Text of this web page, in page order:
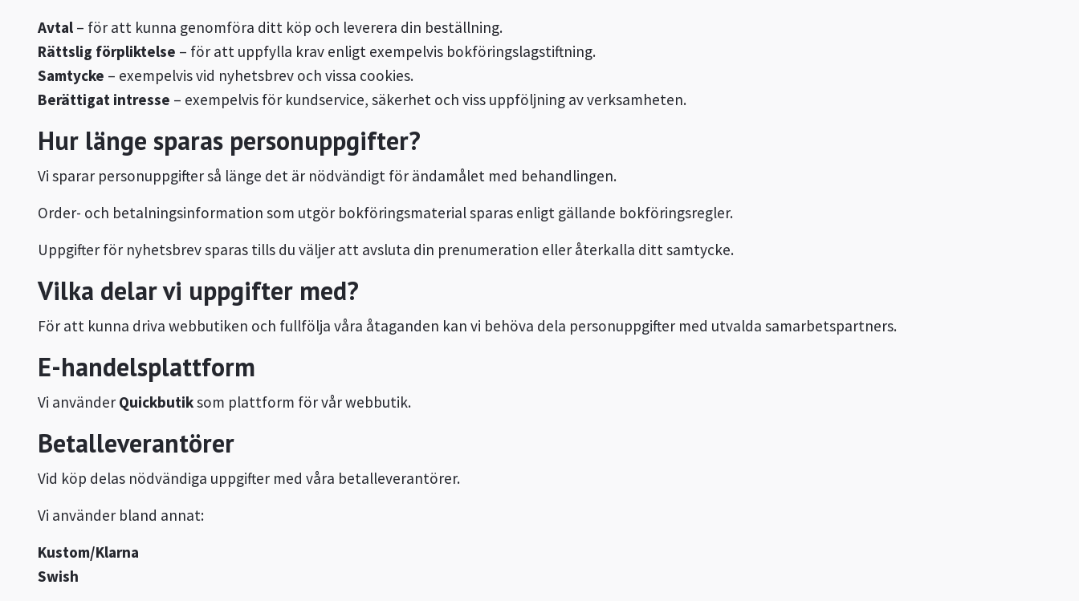
Avtal – för att kunna genomföra ditt köp och leverera din beställning.
Rättslig förpliktelse – för att uppfylla krav enligt exempelvis bokföringslagstiftning.
Samtycke – exempelvis vid nyhetsbrev och vissa cookies.
Berättigat intresse – exempelvis för kundservice, säkerhet och viss uppföljning av verksamheten.
Hur länge sparas personuppgifter?
Vi sparar personuppgifter så länge det är nödvändigt för ändamålet med behandlingen.
Order- och betalningsinformation som utgör bokföringsmaterial sparas enligt gällande bokföringsregler.
Uppgifter för nyhetsbrev sparas tills du väljer att avsluta din prenumeration eller återkalla ditt samtycke.
Vilka delar vi uppgifter med?
För att kunna driva webbutiken och fullfölja våra åtaganden kan vi behöva dela personuppgifter med utvalda samarbetspartners.
E-handelsplattform
Vi använder Quickbutiksom plattform för vår webbutik.
Betalleverantörer
Vid köp delas nödvändiga uppgifter med våra betalleverantörer.
Vi använder bland annat:
Kustom/Klarna
Swish